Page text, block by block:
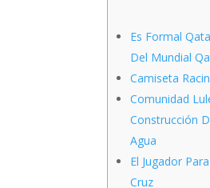
Es Formal
Del Mundial
Camiseta
Comunidad
Construcción
Agua
El Jugador
Cruz